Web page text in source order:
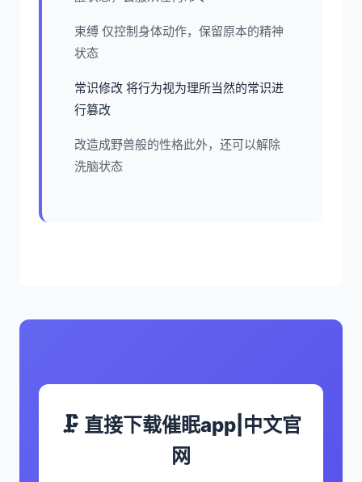
束缚 仅控制身体动作，保留原本的精神
状态
常识修改 将行为视为理所当然的常识进
行篡改
改造成野兽般的性格此外，还可以解除
洗脑状态
🗜️ 直接下载催眠app|中文官
网